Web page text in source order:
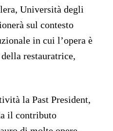
Università degli
sul contesto
in cui l’opera è
restauratrice,
la Past President,
il contributo